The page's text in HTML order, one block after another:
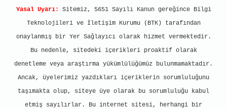
Yasal Uyarı:
Sitemiz, 5651 Sayılı Kanun gereğince Bilgi
Teknolojileri ve İletişim Kurumu (BTK) tarafından
onaylanmış bir Yer Sağlayıcı olarak hizmet vermektedir.
Bu nedenle, sitedeki içerikleri proaktif olarak
denetleme veya araştırma yükümlülüğümüz bulunmamaktadır.
Ancak, üyelerimiz yazdıkları içeriklerin sorumluluğunu
taşımakta olup, siteye üye olarak bu sorumluluğu kabul
etmiş sayılırlar. Bu internet sitesi, herhangi bir